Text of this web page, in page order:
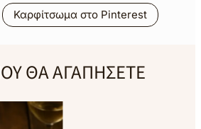
Καρφίτσωμα στο Pinterest
ΘΑ ΑΓΑΠΗΣΕΤΕ